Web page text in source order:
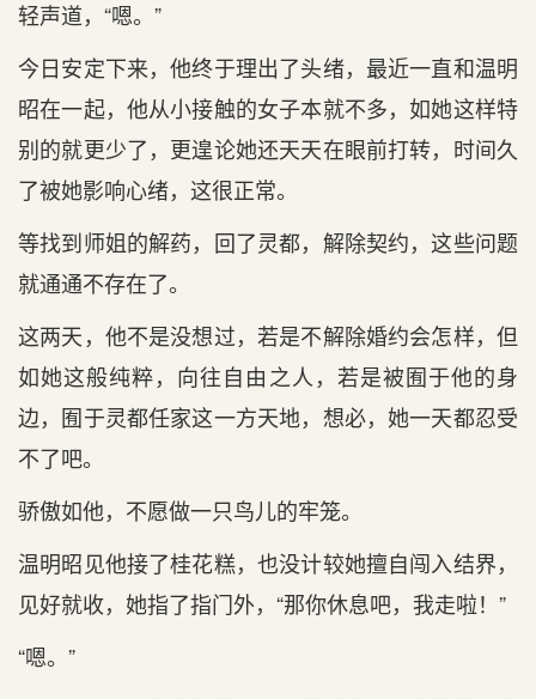
轻声道，“嗯。”
今日安定下来，他终于理出了头绪，最近一直和温明
昭在一起，他从小接触的女子本就不多，如她这样特
别的就更少了，更遑论她还天天在眼前打转，时间久
了被她影响心绪，这很正常。
等找到师姐的解药，回了灵都，解除契约，这些问题
就通通不存在了。
这两天，他不是没想过，若是不解除婚约会怎样，但
如她这般纯粹，向往自由之人，若是被囿于他的身
边，囿于灵都任家这一方天地，想必，她一天都忍受
不了吧。
骄傲如他，不愿做一只鸟儿的牢笼。
温明昭见他接了桂花糕，也没计较她擅自闯入结界，
见好就收，她指了指门外，“那你休息吧，我走啦！”
“嗯。”